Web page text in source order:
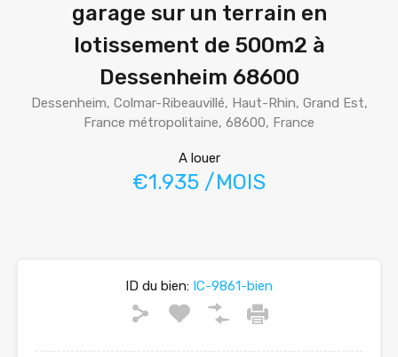
garage sur un terrain en
lotissement de 500m2 à
Dessenheim 68600
Dessenheim, Colmar-Ribeauvillé, Haut-Rhin, Grand Est,
France métropolitaine, 68600, France
A louer
€1.935 /MOIS
ID du bien: IC-9861-bien